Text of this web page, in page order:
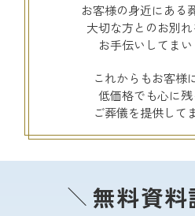
お客様の身近にある
大切な方とのお別
お手伝いしてまい
これからもお客様
低価格でも心に
ご葬儀を提供して
無料資料